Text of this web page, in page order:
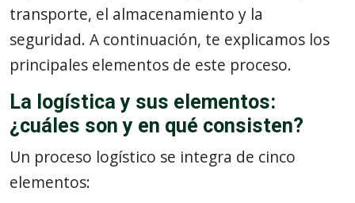
transporte, el almacenamiento y la
seguridad. A continuación, te explicamos los
principales elementos de este proceso.
La logística y sus elementos:
¿cuáles son y en qué consisten?
Un proceso logístico se integra de cinco
elementos: